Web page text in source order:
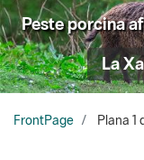
Peste porcina
La
FrontPage Plana 1